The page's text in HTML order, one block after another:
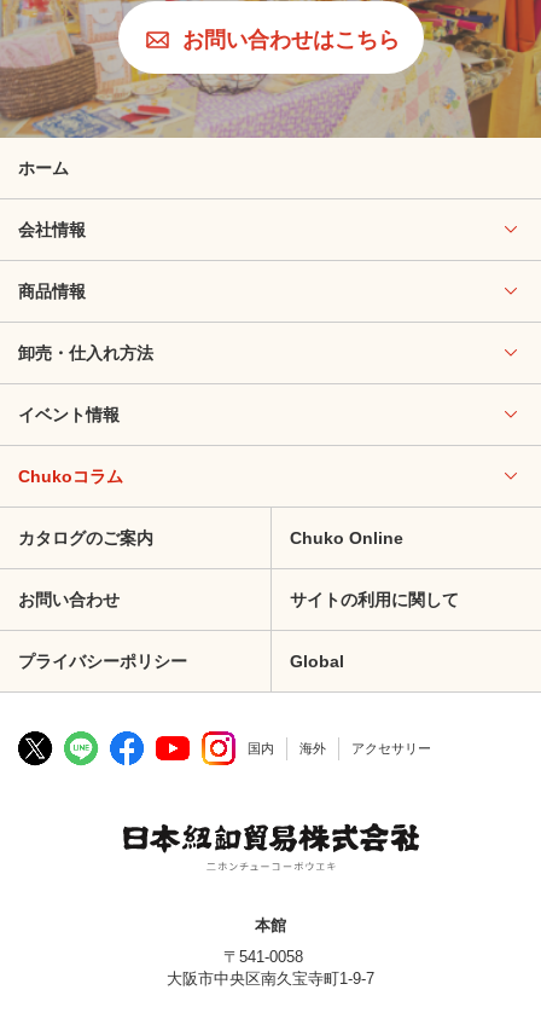
お問い合わせはこちら
ホーム
会社情報
商品情報
卸売・仕入れ方法
イベント情報
Chukoコラム
カタログのご案内 Chuko Online
お問い合わせ サイトの利用に関して
プライバシーポリシー Global
国内 海外 アクセサリー
本館
〒541-0058
大阪市中央区南久宝寺町1-9-7